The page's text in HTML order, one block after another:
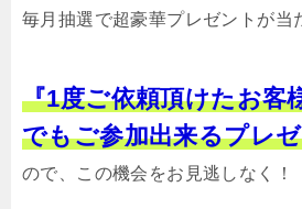
毎月抽選で超豪華プレゼントが当
『1度ご依頼頂けたお客
でもご参加出来るプレ
ので、この機会をお見逃しなく！